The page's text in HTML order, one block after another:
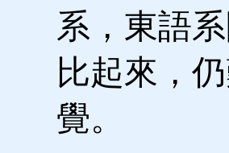
系，東語
比起來，
覺。